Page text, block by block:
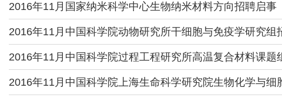
2016年11月国家纳米科学中心生物纳米材料方向招聘启事
2016年11月中国科学院动物研究所干细胞与免疫学研究组
2016年11月中国科学院过程工程研究所高温复合材料课题
2016年11月中国科学院上海生命科学研究院生物化学与